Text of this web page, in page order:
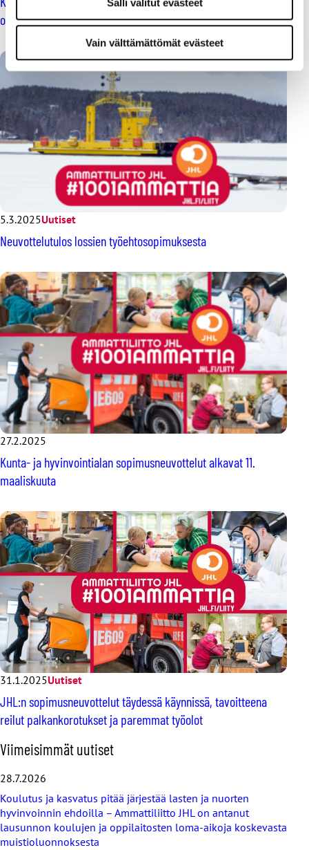
Vain välttämättömät evästeet
organisointiin
5.3.2025Uutiset
Neuvottelutulos lossien työehtosopimuksesta
27.2.2025
Kunta- ja hyvinvointialan sopimusneuvottelut alkavat 11.
maaliskuuta
31.1.2025Uutiset
JHL:n sopimusneuvottelut täydessä käynnissä, tavoitteena
reilut palkankorotukset ja paremmat työolot
O
h
i
t
a
v
i
i
Viimeisimmät uutiset
28.7.2026
Koulutus ja kasvatus pitää järjestää lasten ja nuorten
hyvinvoinnin ehdoilla – Ammattiliitto JHL on antanut
lausunnon koulujen ja oppilaitosten loma-aikoja koskevasta
muistioluonnoksesta